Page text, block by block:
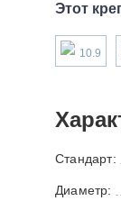
Этот
10.9
Стандарт:
Диаметр: